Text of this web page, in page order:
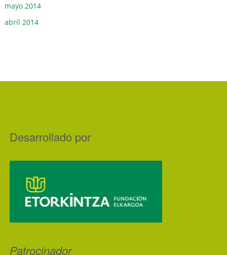
mayo 2014
abril 2014
Desarrollado por
Patrocinador